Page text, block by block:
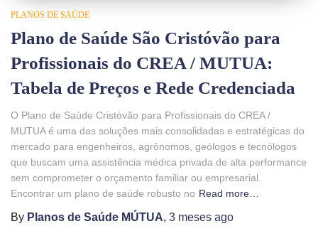
PLANOS DE SAÚDE
Plano de Saúde São Cristóvão para
Profissionais do CREA / MUTUA:
Tabela de Preços e Rede Credenciada
O Plano de Saúde Cristóvão para Profissionais do CREA /
MUTUA é uma das soluções mais consolidadas e estratégicas do
mercado para engenheiros, agrônomos, geólogos e tecnólogos
que buscam uma assistência médica privada de alta performance
sem comprometer o orçamento familiar ou empresarial.
Encontrar um plano de saúde robusto no Read more…
By Planos de Saúde MÚTUA, 3 meses ago